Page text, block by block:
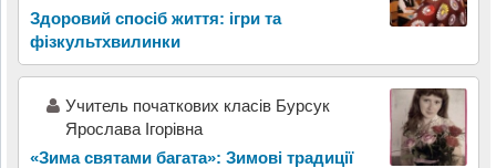
Здоровий спосіб життя: ігри та
фізкультхвилинки
Учитель початкових класів Бурсук
Ярослава Ігорівна
«Зима святами багата»: Зимові традиції